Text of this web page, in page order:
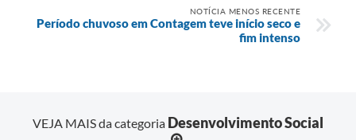
NOTÍCIA MENOS RECENTE
Período chuvoso em Contagem teve início seco e
fim intenso
VEJA MAIS da categoria Desenvolvimento Social